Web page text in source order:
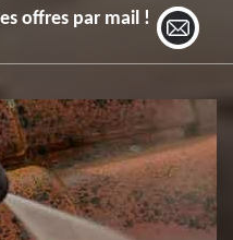
offres par mail !